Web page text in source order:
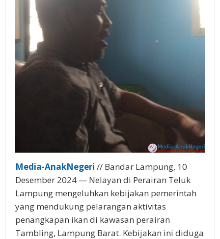
Media-AnakNegeri // Bandar Lampung, 10
Desember 2024 — Nelayan di Perairan Teluk
Lampung mengeluhkan kebijakan pemerintah
yang mendukung pelarangan aktivitas
penangkapan ikan di kawasan perairan
Tambling, Lampung Barat. Kebijakan ini diduga